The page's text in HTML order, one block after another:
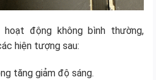
hoạt động không bình thường,
hiện tượng sau:
tăng giảm độ sáng.